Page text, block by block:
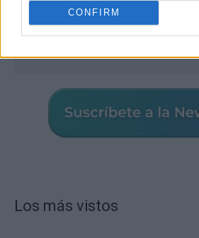
CONFIRM
Los más vistos